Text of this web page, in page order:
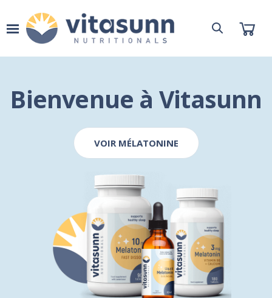
Bienvenue à Vitasunn
VOIR MÉLATONINE